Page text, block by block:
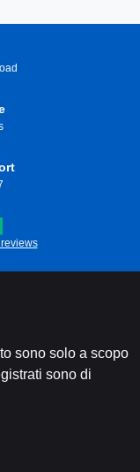
sono solo a scopo
sono di